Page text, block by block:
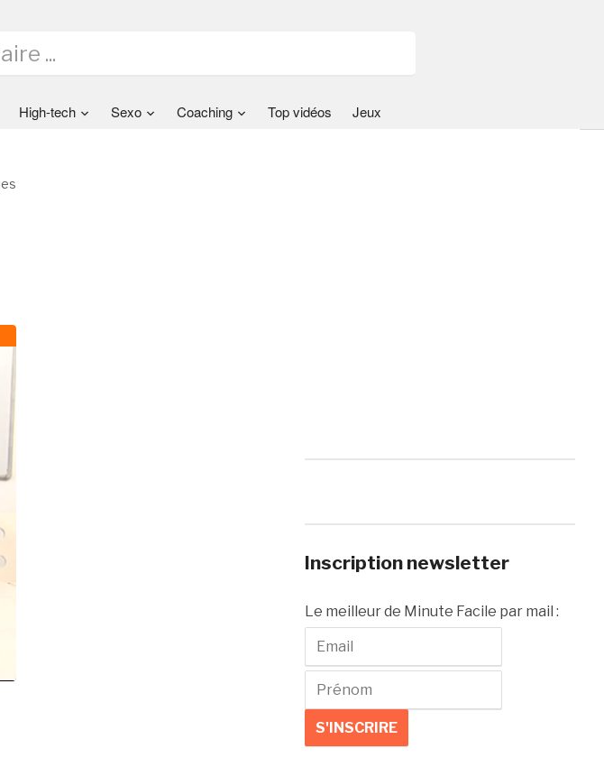
High-tech Sexo Coaching Top vidéos Jeux
Inscription newsletter
Le meilleur de Minute Facile par mail :